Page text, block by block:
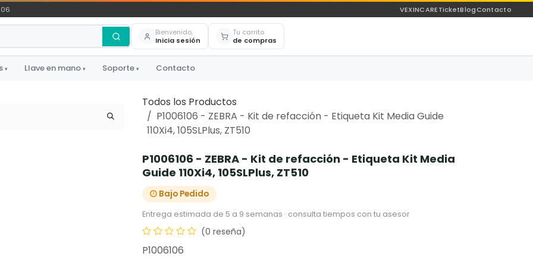
VEXINCARETicketBlogContacto
Bienvenido,
Inicia sesión
Tu carrito
de compras
▾ Llave en mano ▾ Soporte ▾ Contacto
Todos los Productos
P1006106 - ZEBRA - Kit de refacción - Etiqueta Kit Media Guide
110Xi4, 105SLPlus, ZT510
P1006106 - ZEBRA - Kit de refacción - Etiqueta Kit Media
Guide 110Xi4, 105SLPlus, ZT510
Bajo Pedido
Entrega estimada de 5 a 9 semanas · consulta tiempos con tu asesor
(0 reseña)
P1006106